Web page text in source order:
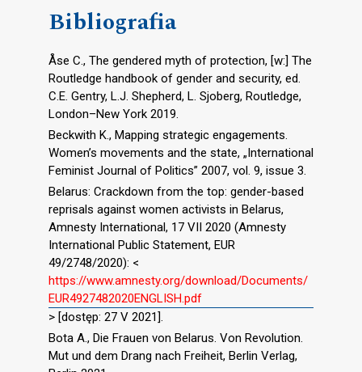
Bibliografia
Åse C., The gendered myth of protection, [w:] The
Routledge handbook of gender and security, ed.
C.E. Gentry, L.J. Shepherd, L. Sjoberg, Routledge,
London–New York 2019.
Beckwith K., Mapping strategic engagements.
Women’s movements and the state, „International
Feminist Journal of Politics” 2007, vol. 9, issue 3.
Belarus: Crackdown from the top: gender-based
reprisals against women activists in Belarus,
Amnesty International, 17 VII 2020 (Amnesty
International Public Statement, EUR
49/2748/2020): <
https://www.amnesty.org/download/Documents/
EUR4927482020ENGLISH.pdf
> [dostęp: 27 V 2021].
Bota A., Die Frauen von Belarus. Von Revolution.
Mut und dem Drang nach Freiheit, Berlin Verlag,